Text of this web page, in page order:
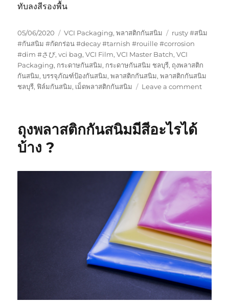
ทับลงสีรองพื้น
Posted
on
05/06/2020 Categories
VCI Packaging,พลาสติกกันสนิม Tags
rusty #สนิม
#กันสนิม #กัดกร่อน #decay #tarnish #rouille #corrosion
#dim #さび,vci bag,VCI Film,VCI Master Batch,VCI
Packaging, กระดาษกันสนิม, กระดาษกันสนิม ชลบุรี, ถุงพลาสติก
กันสนิม,บรรจุภัณฑ์ป้องกันสนิม,พลาสติกกันสนิม,พลาสติกกันสนิม
ชลบุรี, ฟิล์มกันสนิม, เม็ดพลาสติกกันสนิม Leave a commenton
สนิม
ใต้
รถ
ถุงพลาสติกกันสนิมมีสีอะไรได้
บ้าง ?